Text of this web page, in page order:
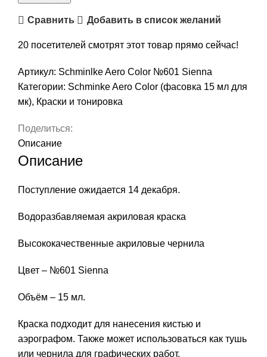
Aero
№601
Sienna,
15
(фасовка
для
МК)
Сравнить Добавить в список желаний
20 посетителей смотрят этот товар прямо сейчас!
Артикул: Schminlke Aero Color №601 Sienna
Категории: Schminke Aero Color (фасовка 15 мл для
мк), Краски и тонировка
Поделиться:
Описание
Описание
Поступление ожидается 14 декабря.
Водоразбавляемая акриловая краска
Высококачественные акриловые чернила
Цвет – №601 Sienna
Объём – 15 мл.
Краска подходит для нанесения кистью и
аэрографом. Также может использоваться как тушь
или чернила для графических работ.